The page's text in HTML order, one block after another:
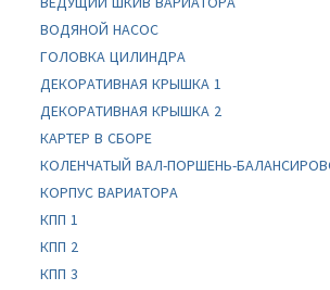
ВОДЯНОЙ НАСОС
ГОЛОВКА ЦИЛИНДРА
ДЕКОРАТИВНАЯ КРЫШКА 1
ДЕКОРАТИВНАЯ КРЫШКА 2
КАРТЕР В СБОРЕ
КОЛЕНЧАТЫЙ ВАЛ-ПОРШЕНЬ-
КОРПУС ВАРИАТОРА
КПП 1
КПП 2
КПП 3